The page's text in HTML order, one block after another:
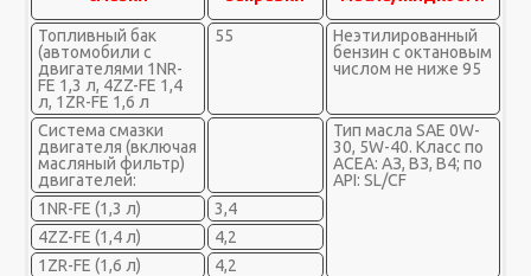
Топливный бак
(автомобили с
двига­телями 1NR-
FE 1,3 л, 4ZZ-FE 1,4
л, 1ZR-FE 1,6 л
55
Неэтилированный
бензин с октановым
числом не ниже 95
Система смазки
двигателя (включая
масляный фильтр)
двигателей:
Тип масла SAE 0W-
30, 5W-40. Класс по
АСЕА: АЗ, ВЗ, В4; по
API: SL/CF
1NR-FE (1,3 л)
3,4
4ZZ-FE (1,4 л)
4,2
1ZR-FE (1,6 л)
4,2